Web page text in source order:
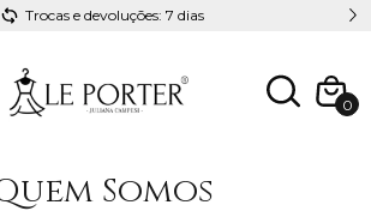
Trocas e devoluções: 7 dias
0
Somos